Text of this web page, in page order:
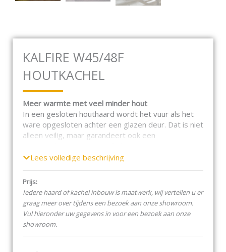
KALFIRE W45/48F
HOUTKACHEL
Meer warmte met veel minder hout
In een gesloten houthaard wordt het vuur als het
ware opgesloten achter een glazen deur. Dat is niet
alleen veilig, maar garandeert ook een
technieken die we in de houthaarden hebben
en schone verbranding. U geniet dus van veel meer
warmte met veel minder hout!
Voluit genieten van het vlammenspel
Het gesloten systeem staat garant voor een
Lees volledige beschrijving
Prijs:
Iedere haard of kachel inbouw is maatwerk, wij vertellen u er
graag meer over tijdens een bezoek aan onze showroom.
Vul hieronder uw gegevens in voor een bezoek aan onze
showroom.